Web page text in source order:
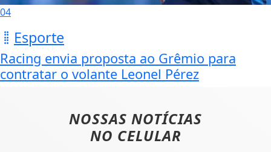
04
Esporte
Racing envia proposta ao Grêmio para
contratar o volante Leonel Pérez
NOSSAS NOTÍCIAS
NO CELULAR